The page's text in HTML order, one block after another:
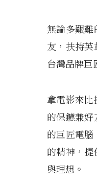
無論多艱
友，扶持
台灣品牌巨
拿電影來
的保鑣兼
的巨匠電
的精神，
與理想。